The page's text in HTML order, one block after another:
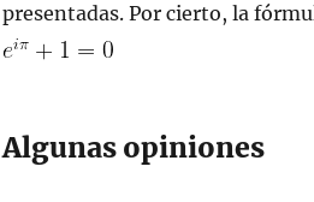
presentadas. Por cierto, la
Algunas opiniones